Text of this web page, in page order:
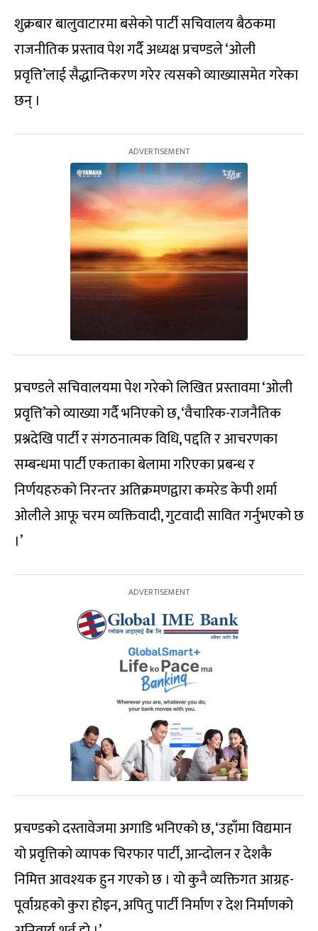
शुक्रबार बालुवाटारमा बसेको पार्टी सचिवालय बैठकमा
राजनीतिक प्रस्ताव पेश गर्दै अध्यक्ष प्रचण्डले ‘ओली
प्रवृत्ति’लाई सैद्धान्तिकरण गरेर त्यसको व्याख्यासमेत गरेका
छन् ।
प्रचण्डले सचिवालयमा पेश गरेको लिखित प्रस्तावमा ‘ओली
प्रवृत्ति’को व्याख्या गर्दै भनिएको छ, ‘वैचारिक-राजनैतिक
प्रश्नदेखि पार्टी र संगठनात्मक विधि, पद्दति र आचरणका
सम्बन्धमा पार्टी एकताका बेलामा गरिएका प्रबन्ध र
निर्णयहरुको निरन्तर अतिक्रमणद्वारा कमरेड केपी शर्मा
ओलीले आफू चरम व्यक्तिवादी, गुटवादी सावित गर्नुभएको छ
।’
प्रचण्डको दस्तावेजमा अगाडि भनिएको छ, ‘उहाँमा विद्यमान
यो प्रवृत्तिको व्यापक चिरफार पार्टी, आन्दोलन र देशकै
निमित्त आवश्यक हुन गएको छ । यो कुनै व्यक्तिगत आग्रह-
पूर्वाग्रहको कुरा होइन, अपितु पार्टी निर्माण र देश निर्माणको